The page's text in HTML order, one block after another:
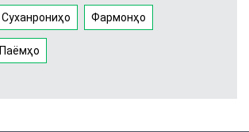
Суханрониҳо Фармонҳо
Паёмҳо